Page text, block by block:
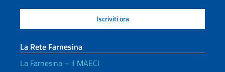
La Rete Farnesina
La Farnesina – il MAECI